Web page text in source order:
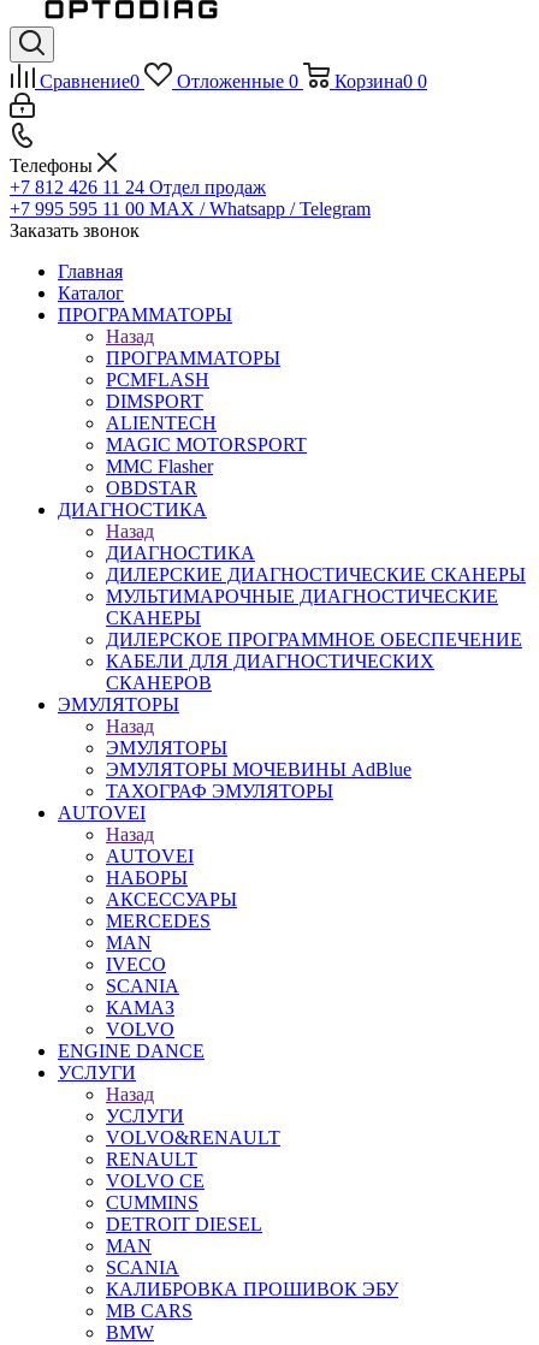
Сравнение0 Отложенные 0 Корзина0 0
Телефоны
+7 812 426 11 24 Отдел продаж
+7 995 595 11 00 MAX / Whatsapp / Telegram
Заказать звонок
Главная
Каталог
ПРОГРАММАТОРЫ
Назад
ПРОГРАММАТОРЫ
PCMFLASH
DIMSPORT
ALIENTECH
MAGIC MOTORSPORT
MMC Flasher
OBDSTAR
ДИАГНОСТИКА
Назад
ДИАГНОСТИКА
ДИЛЕРСКИЕ ДИАГНОСТИЧЕСКИЕ СКАНЕРЫ
МУЛЬТИМАРОЧНЫЕ ДИАГНОСТИЧЕСКИЕ
СКАНЕРЫ
ДИЛЕРСКОЕ ПРОГРАММНОЕ ОБЕСПЕЧЕНИЕ
КАБЕЛИ ДЛЯ ДИАГНОСТИЧЕСКИХ
СКАНЕРОВ
ЭМУЛЯТОРЫ
Назад
ЭМУЛЯТОРЫ
ЭМУЛЯТОРЫ МОЧЕВИНЫ АdBlue
ТАХОГРАФ ЭМУЛЯТОРЫ
AUTOVEI
Назад
AUTOVEI
НАБОРЫ
АКСЕССУАРЫ
MERCEDES
MAN
IVECO
SCANIA
КАМАЗ
VOLVO
ENGINE DANCE
УСЛУГИ
Назад
УСЛУГИ
VOLVO&RENAULT
RENAULT
VOLVO CE
CUMMINS
DETROIT DIESEL
MAN
SCANIA
КАЛИБРОВКА ПРОШИВОК ЭБУ
MB CARS
BMW